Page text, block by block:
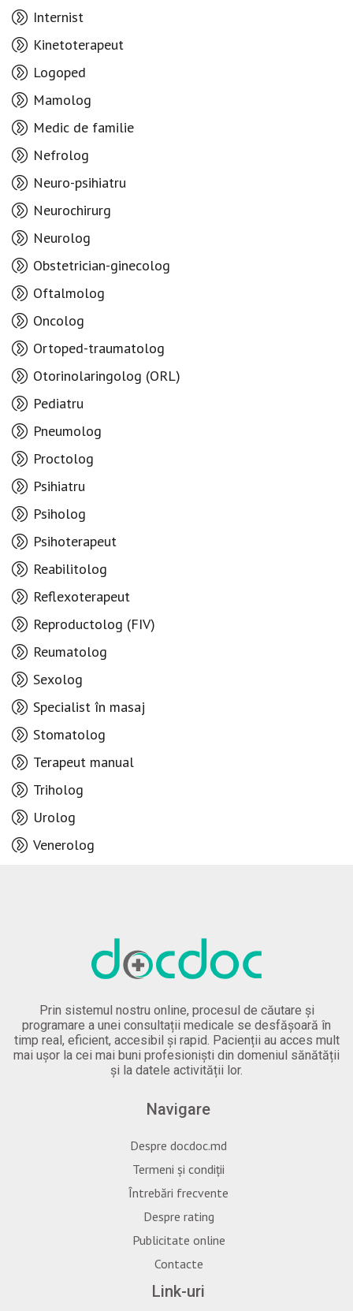
Internist
Kinetoterapeut
Logoped
Mamolog
Medic de familie
Nefrolog
Neuro-psihiatru
Neurochirurg
Neurolog
Obstetrician-ginecolog
Oftalmolog
Oncolog
Ortoped-traumatolog
Otorinolaringolog (ORL)
Pediatru
Pneumolog
Proctolog
Psihiatru
Psiholog
Psihoterapeut
Reabilitolog
Reflexoterapeut
Reproductolog (FIV)
Reumatolog
Sexolog
Specialist în masaj
Stomatolog
Terapeut manual
Triholog
Urolog
Venerolog
Prin sistemul nostru online, procesul de căutare și
programare a unei consultații medicale se desfășoară în
timp real, eficient, accesibil și rapid. Pacienții au acces mult
mai ușor la cei mai buni profesioniști din domeniul sănătății
și la datele activității lor.
Navigare
Despre docdoc.md
Termeni și condiții
Întrebări frecvente
Despre rating
Publicitate online
Contacte
Link-uri